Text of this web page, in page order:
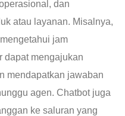
dan
atau layanan. Misalnya,
jam
dapat mengajukan
mendapatkan jawaban
agen. Chatbot juga
ke saluran yang